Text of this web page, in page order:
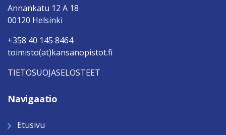
Annankatu 12 A 18
00120 Helsinki
+358 40 145 8464
toimisto(at)kansanopistot.fi
TIETOSUOJASELOSTEET
Navigaatio
Etusivu